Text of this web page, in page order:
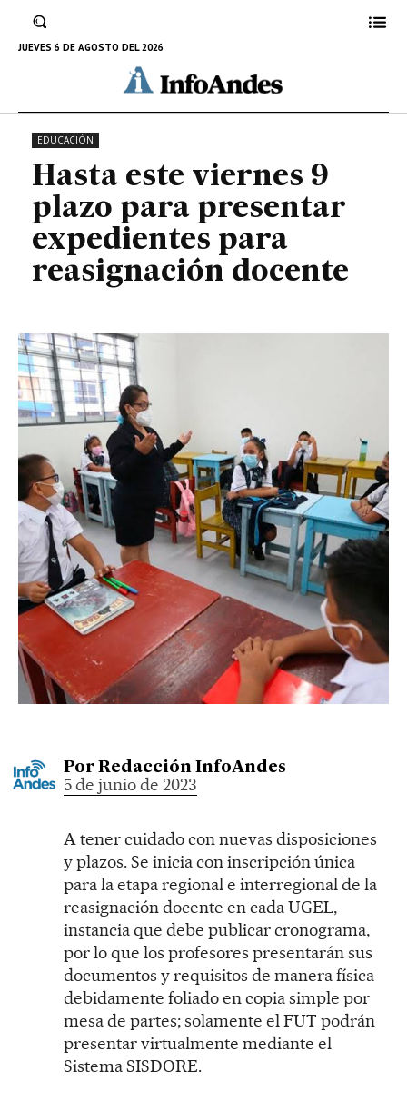
JUEVES 6 DE AGOSTO DEL 2026
reasignación docente
5 DE JUNIO DE 2023
EDUCACIÓN
Hasta este viernes 9
plazo para presentar
expedientes para
reasignación docente
Por Redacción InfoAndes
5 de junio de 2023
A tener cuidado con nuevas disposiciones
y plazos. Se inicia con inscripción única
para la etapa regional e interregional de la
reasignación docente en cada UGEL,
instancia que debe publicar cronograma,
por lo que los profesores presentarán sus
documentos y requisitos de manera física
debidamente foliado en copia simple por
mesa de partes; solamente el FUT podrán
presentar virtualmente mediante el
Sistema SISDORE.